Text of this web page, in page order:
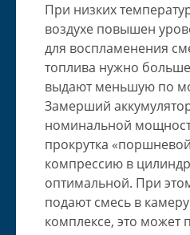
При низких
воздухе повышен
для воспламенения
топлива нужно
выдают меньшую по
Замерший
номинальной
прокрутка
компрессию в
оптимальной. При
подают смесь в
комплексе, это может